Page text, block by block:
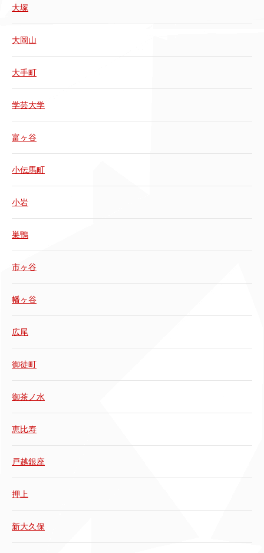
大塚
大岡山
大手町
学芸大学
富ヶ谷
小伝馬町
小岩
巣鴨
市ヶ谷
幡ヶ谷
広尾
御徒町
御茶ノ水
恵比寿
戸越銀座
押上
新大久保